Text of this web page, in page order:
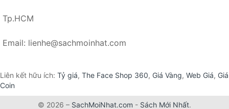
Tp.HCM
Email: lienhe@sachmoinhat.com
Liên kết hữu ích: Tỷ giá, The Face Shop 360, Giá Vàng, Web Giá, Giá
Coin
© 2026 – SachMoiNhat.com - Sách Mới Nhất.